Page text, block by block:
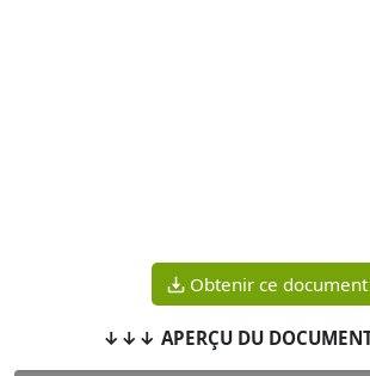
Obtenir ce document
↓↓↓ APERÇU DU